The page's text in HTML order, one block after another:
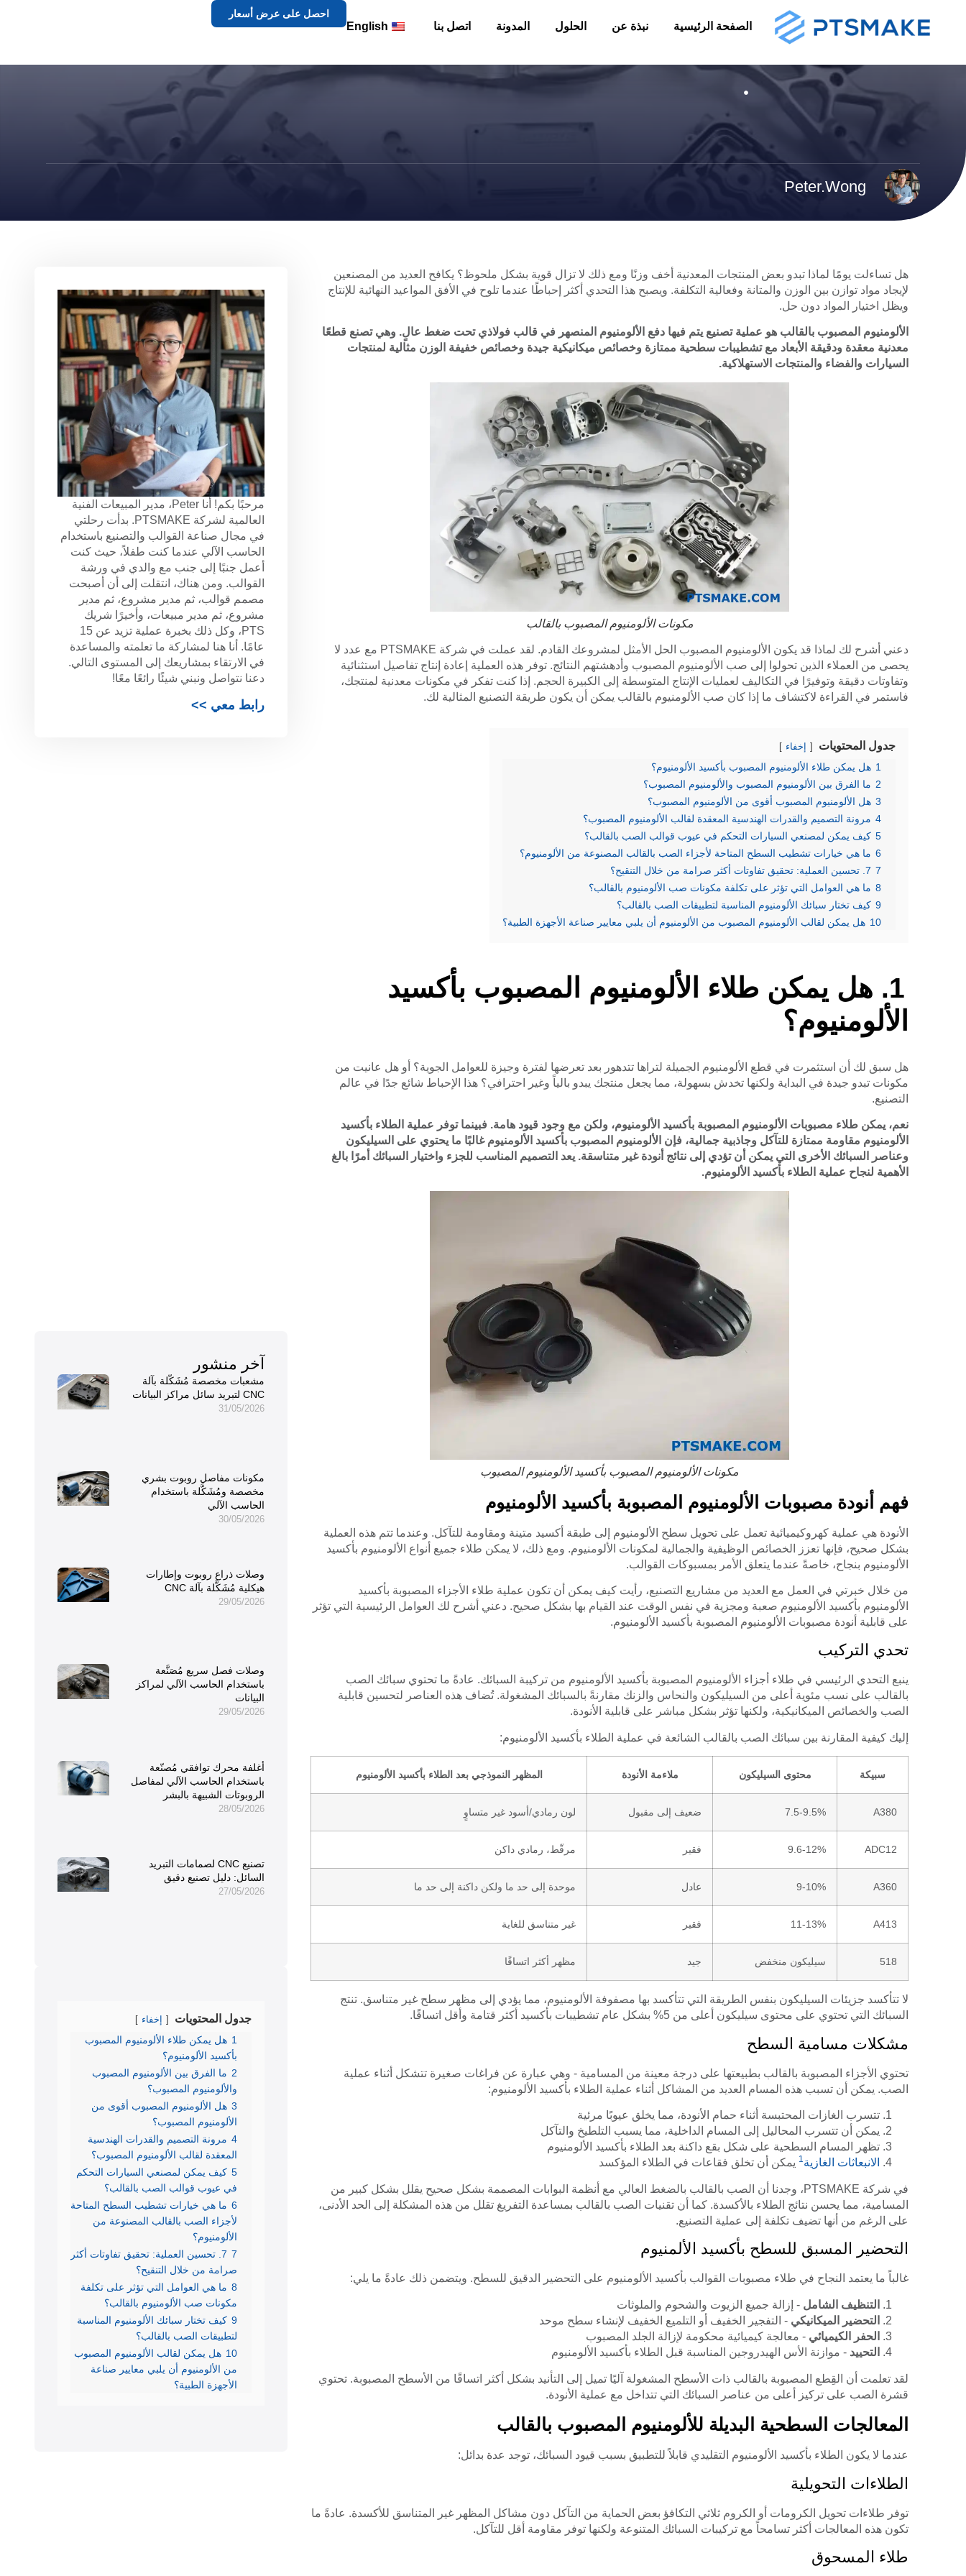
الصفحة الرئيسية نبذة عن الحلول المدونة اتصل بنا English
احصل على عرض أسعار
Peter.Wong
هل تساءلت يومًا لماذا تبدو بعض المنتجات المعدنية أخف وزنًا ومع ذلك لا تزال قوية بشكل ملحوظ؟ يكافح العديد من المصنعين
لإيجاد مواد توازن بين الوزن والمتانة وفعالية التكلفة. ويصبح هذا التحدي أكثر إحباطًا عندما تلوح في الأفق المواعيد النهائية للإنتاج
ويظل اختيار المواد دون حل.
الألومنيوم المصبوب بالقالب هو عملية تصنيع يتم فيها دفع الألومنيوم المنصهر في قالب فولاذي تحت ضغط عالٍ. وهي تصنع قطعًا
معدنية معقدة ودقيقة الأبعاد مع تشطيبات سطحية ممتازة وخصائص ميكانيكية جيدة وخصائص خفيفة الوزن مثالية لمنتجات
السيارات والفضاء والمنتجات الاستهلاكية.
مكونات الألومنيوم المصبوب بالقالب
دعني أشرح لك لماذا قد يكون الألومنيوم المصبوب الحل الأمثل لمشروعك القادم. لقد عملت في شركة PTSMAKE مع عدد لا
يحصى من العملاء الذين تحولوا إلى صب الألومنيوم المصبوب وأدهشتهم النتائج. توفر هذه العملية إعادة إنتاج تفاصيل استثنائية
وتفاوتات دقيقة وتوفيرًا في التكاليف لعمليات الإنتاج المتوسطة إلى الكبيرة الحجم. إذا كنت تفكر في مكونات معدنية لمنتجك،
فاستمر في القراءة لاكتشاف ما إذا كان صب الألومنيوم بالقالب يمكن أن يكون طريقة التصنيع المثالية لك.
جدول المحتويات إخفاء
1 هل يمكن طلاء الألومنيوم المصبوب بأكسيد الألومنيوم؟
2 ما الفرق بين الألومنيوم المصبوب والألومنيوم المصبوب؟
3 هل الألومنيوم المصبوب أقوى من الألومنيوم المصبوب؟
4 مرونة التصميم والقدرات الهندسية المعقدة لقالب الألومنيوم المصبوب؟
5 كيف يمكن لمصنعي السيارات التحكم في عيوب قوالب الصب بالقالب؟
6 ما هي خيارات تشطيب السطح المتاحة لأجزاء الصب بالقالب المصنوعة من الألومنيوم؟
7 7. تحسين العملية: تحقيق تفاوتات أكثر صرامة من خلال التنقيح؟
8 ما هي العوامل التي تؤثر على تكلفة مكونات صب الألومنيوم بالقالب؟
9 كيف تختار سبائك الألومنيوم المناسبة لتطبيقات الصب بالقالب؟
10 هل يمكن لقالب الألومنيوم المصبوب من الألومنيوم أن يلبي معايير صناعة الأجهزة الطبية؟
هل يمكن طلاء الألومنيوم المصبوب بأكسيد
الألومنيوم؟
هل سبق لك أن استثمرت في قطع الألومنيوم الجميلة لتراها تتدهور بعد تعرضها لفترة وجيزة للعوامل الجوية؟ أو هل عانيت من
مكونات تبدو جيدة في البداية ولكنها تخدش بسهولة، مما يجعل منتجك يبدو بالياً وغير احترافي؟ هذا الإحباط شائع جدًا في عالم
التصنيع.
نعم، يمكن طلاء مصبوبات الألومنيوم المصبوبة بأكسيد الألومنيوم، ولكن مع وجود قيود هامة. فبينما توفر عملية الطلاء بأكسيد
الألومنيوم مقاومة ممتازة للتآكل وجاذبية جمالية، فإن الألومنيوم المصبوب بأكسيد الألومنيوم غالبًا ما يحتوي على السيليكون
وعناصر السبائك الأخرى التي يمكن أن تؤدي إلى نتائج أنودة غير متناسقة. يعد التصميم المناسب للجزء واختيار السبائك أمرًا بالغ
الأهمية لنجاح عملية الطلاء بأكسيد الألومنيوم.
مكونات الألومنيوم المصبوب بأكسيد الألومنيوم المصبوب
فهم أنودة مصبوبات الألومنيوم المصبوبة بأكسيد الألومنيوم
الأنودة هي عملية كهروكيميائية تعمل على تحويل سطح الألومنيوم إلى طبقة أكسيد متينة ومقاومة للتآكل. وعندما تتم هذه العملية
بشكل صحيح، فإنها تعزز الخصائص الوظيفية والجمالية لمكونات الألومنيوم. ومع ذلك، لا يمكن طلاء جميع أنواع الألومنيوم بأكسيد
الألومنيوم بنجاح، خاصةً عندما يتعلق الأمر بمسبوكات القوالب.
من خلال خبرتي في العمل مع العديد من مشاريع التصنيع، رأيت كيف يمكن أن تكون عملية طلاء الأجزاء المصبوبة بأكسيد
الألومنيوم بأكسيد الألومنيوم صعبة ومجزية في نفس الوقت عند القيام بها بشكل صحيح. دعني أشرح لك العوامل الرئيسية التي تؤثر
على قابلية أنودة مصبوبات الألومنيوم المصبوبة بأكسيد الألومنيوم.
تحدي التركيب
ينبع التحدي الرئيسي في طلاء أجزاء الألومنيوم المصبوبة بأكسيد الألومنيوم من تركيبة السبائك. عادةً ما تحتوي سبائك الصب
بالقالب على نسب مئوية أعلى من السيليكون والنحاس والزنك مقارنةً بالسبائك المشغولة. تُضاف هذه العناصر لتحسين قابلية
الصب والخصائص الميكانيكية، ولكنها تؤثر بشكل مباشر على قابلية الأنودة.
إليك كيفية المقارنة بين سبائك الصب بالقالب الشائعة في عملية الطلاء بأكسيد الألومنيوم:
سبيكة محتوى السيليكون ملاءمة الأنودة المظهر النموذجي بعد الطلاء بأكسيد الألومنيوم
A380
7.5-9.5% ضعيف إلى مقبول لون رمادي/أسود غير متساوٍ
ADC12
9.6-12% فقير مرقّط، رمادي داكن
A360
9-10% عادل موحدة إلى حد ما ولكن داكنة إلى حد ما
A413
11-13% فقير غير متناسق للغاية
518 سيليكون منخفض جيد مظهر أكثر اتساقًا
لا تتأكسد جزيئات السيليكون بنفس الطريقة التي تتأكسد بها مصفوفة الألومنيوم، مما يؤدي إلى مظهر سطح غير متناسق. تنتج
السبائك التي تحتوي على محتوى سيليكون أعلى من 5% بشكل عام تشطيبات بأكسيد أكثر قتامة وأقل اتساقًا.
مشكلات مسامية السطح
تحتوي الأجزاء المصبوبة بالقالب بطبيعتها على درجة معينة من المسامية - وهي عبارة عن فراغات صغيرة تتشكل أثناء عملية
الصب. يمكن أن تسبب هذه المسام العديد من المشاكل أثناء عملية الطلاء بأكسيد الألومنيوم:
تتسرب الغازات المحتبسة أثناء حمام الأنودة، مما يخلق عيوبًا مرئية
يمكن أن تتسرب المحاليل إلى المسام الداخلية، مما يسبب التلطيخ والتآكل
تظهر المسام السطحية على شكل بقع داكنة بعد الطلاء بأكسيد الألومنيوم
الانبعاثات الغازية1 يمكن أن تخلق فقاعات في الطلاء المؤكسد
في شركة PTSMAKE، وجدنا أن الصب بالقالب بالضغط العالي مع أنظمة البوابات المصممة بشكل صحيح يقلل بشكل كبير من
المسامية، مما يحسن نتائج الطلاء بالأكسدة. كما أن تقنيات الصب بالقالب بمساعدة التفريغ تقلل من هذه المشكلة إلى الحد الأدنى،
على الرغم من أنها تضيف تكلفة إلى عملية التصنيع.
التحضير المسبق للسطح بأكسيد الألمنيوم
غالباً ما يعتمد النجاح في طلاء مصبوبات القوالب بأكسيد الألومنيوم على التحضير الدقيق للسطح. ويتضمن ذلك عادةً ما يلي:
التنظيف الشامل - إزالة جميع الزيوت والشحوم والملوثات
التحضير الميكانيكي - التفجير الخفيف أو التلميع الخفيف لإنشاء سطح موحد
الحفر الكيميائي - معالجة كيميائية محكومة لإزالة الجلد المصبوب
التحييد - موازنة الأس الهيدروجين المناسبة قبل الطلاء بأكسيد الألومنيوم
لقد تعلمت أن القِطع المصبوبة بالقالب ذات الأسطح المشغولة آليًا تميل إلى التأنيد بشكل أكثر اتساقًا من الأسطح المصبوبة. تحتوي
قشرة الصب على تركيز أعلى من عناصر السبائك التي تتداخل مع عملية الأنودة.
المعالجات السطحية البديلة للألومنيوم المصبوب بالقالب
عندما لا يكون الطلاء بأكسيد الألومنيوم التقليدي قابلاً للتطبيق بسبب قيود السبائك، توجد عدة بدائل:
الطلاءات التحويلية
توفر طلاءات تحويل الكرومات أو الكروم ثلاثي التكافؤ بعض الحماية من التآكل دون مشاكل المظهر غير المتناسق للأكسدة. عادةً ما
تكون هذه المعالجات أكثر تسامحاً مع تركيبات السبائك المتنوعة ولكنها توفر مقاومة أقل للتآكل.
طلاء المسحوق
مرحبًا بكم! أنا Peter، مدير المبيعات الفنية
العالمية لشركة PTSMAKE. بدأت رحلتي
في مجال صناعة القوالب والتصنيع باستخدام
الحاسب الآلي عندما كنت طفلاً، حيث كنت
أعمل جنبًا إلى جنب مع والدي في ورشة
القوالب. ومن هناك، انتقلت إلى أن أصبحت
مصمم قوالب، ثم مدير مشروع، ثم مدير
مشروع، ثم مدير مبيعات، وأخيرًا شريك
PTS، وكل ذلك بخبرة عملية تزيد عن 15
عامًا. أنا هنا لمشاركة ما تعلمته والمساعدة
في الارتقاء بمشاريعك إلى المستوى التالي.
دعنا نتواصل ونبني شيئًا رائعًا معًا!
رابط معي >>
آخر منشور
مشعبات مخصصة مُشَكَّلة بآلة
CNC لتبريد سائل مراكز البيانات
31/05/2026
مكونات مفاصل روبوت بشري
مخصصة ومُشَكَّلة باستخدام
الحاسب الآلي
30/05/2026
وصلات ذراع روبوت وإطارات
هيكلية مُشَكَّلة بآلة CNC
29/05/2026
وصلات فصل سريع مُصَنَّعة
باستخدام الحاسب الآلي لمراكز
البيانات
29/05/2026
أغلفة محرك توافقي مُصنّعة
باستخدام الحاسب الآلي لمفاصل
الروبوتات الشبيهة بالبشر
28/05/2026
تصنيع CNC لصمامات التبريد
السائل: دليل تصنيع دقيق
27/05/2026
جدول المحتويات إخفاء
1 هل يمكن طلاء الألومنيوم المصبوب
بأكسيد الألومنيوم؟
2 ما الفرق بين الألومنيوم المصبوب
والألومنيوم المصبوب؟
3 هل الألومنيوم المصبوب أقوى من
الألومنيوم المصبوب؟
4 مرونة التصميم والقدرات الهندسية
المعقدة لقالب الألومنيوم المصبوب؟
5 كيف يمكن لمصنعي السيارات التحكم
في عيوب قوالب الصب بالقالب؟
6 ما هي خيارات تشطيب السطح المتاحة
لأجزاء الصب بالقالب المصنوعة من
الألومنيوم؟
7
7. تحسين العملية: تحقيق تفاوتات أكثر
صرامة من خلال التنقيح؟
8 ما هي العوامل التي تؤثر على تكلفة
مكونات صب الألومنيوم بالقالب؟
9 كيف تختار سبائك الألومنيوم المناسبة
لتطبيقات الصب بالقالب؟
10 هل يمكن لقالب الألومنيوم المصبوب
من الألومنيوم أن يلبي معايير صناعة
الأجهزة الطبية؟